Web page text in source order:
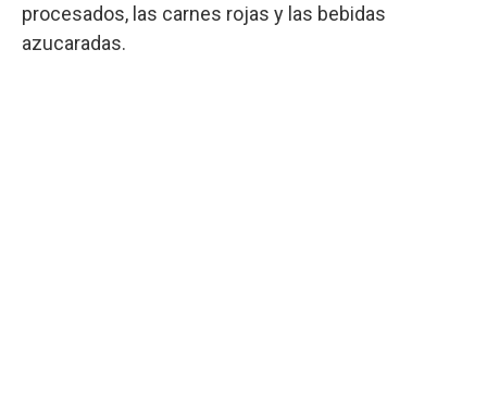
procesados, las carnes rojas y las bebidas
azucaradas.